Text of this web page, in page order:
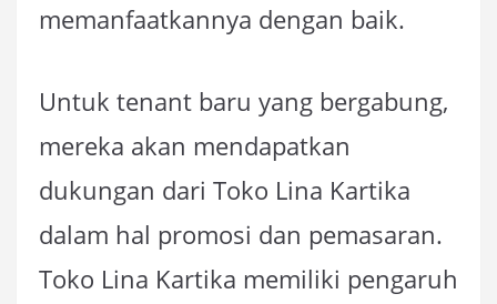
memanfaatkannya dengan baik.
Untuk tenant baru yang bergabung,
mereka akan mendapatkan
dukungan dari Toko Lina Kartika
dalam hal promosi dan pemasaran.
Toko Lina Kartika memiliki pengaruh